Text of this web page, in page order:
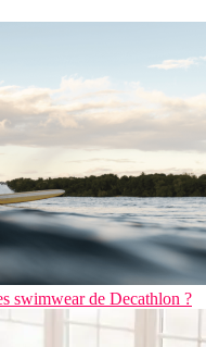
swimwear de Decathlon ?